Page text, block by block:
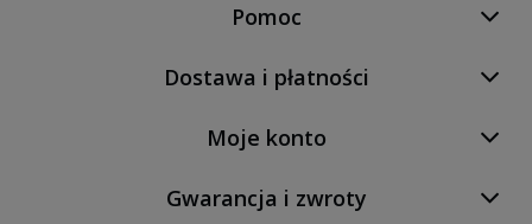
Pomoc
Dostawa i płatności
Moje konto
Gwarancja i zwroty